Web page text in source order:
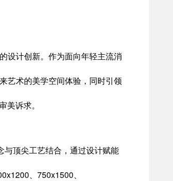
设计创新。作为面向年轻主流消
艺术的美学空间体验，同时引领
诉求。
与顶尖工艺结合，通过设计赋能
、750x1500、